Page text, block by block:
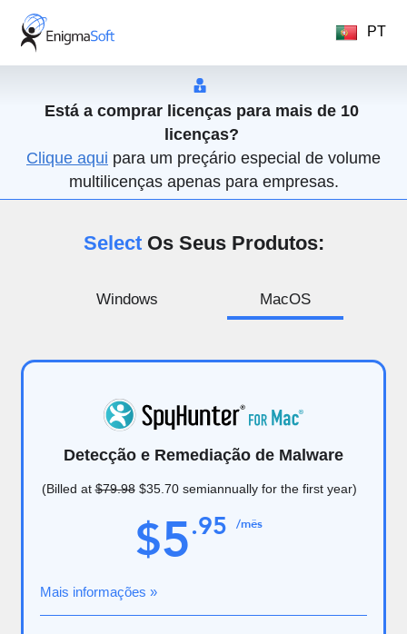
PT
Está a comprar licenças para mais de 10
licenças?
Clique aqui para um preçário especial de volume
multilicenças apenas para empresas.
SelectOs Seus Produtos:
Windows MacOS
Detecção e Remediação de Malware
Mais informações »
$5.95 /mês
(Billed at$79.98 $35.70semiannually for the first year)